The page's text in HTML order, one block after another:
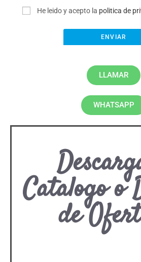
He leido y acepto la politica de
LLAMAR
WHATSAPP
Catalogo o
de